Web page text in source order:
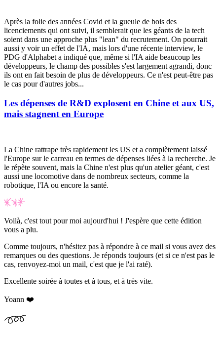
Après la folie des années Covid et la gueule de bois des
licenciements qui ont suivi, il semblerait que les géants de la tech
soient dans une approche plus "lean" du recrutement. On pourrait
aussi y voir un effet de l'IA, mais lors d'une récente interview, le
PDG d'Alphabet a indiqué que, même si l'IA aide beaucoup les
développeurs, le champ des possibles s'est largement agrandi, donc
ils ont en fait besoin de plus de développeurs. Ce n'est peut-être pas
le cas pour d'autres jobs...
Les dépenses de R&D explosent en Chine et aux US,
mais stagnent en Europe
La Chine rattrape très rapidement les US et a complètement laissé
l'Europe sur le carreau en termes de dépenses liées à la recherche. Je
le répète souvent, mais la Chine n'est plus qu'un atelier géant, c'est
aussi une locomotive dans de nombreux secteurs, comme la
robotique, l'IA ou encore la santé.
Voilà, c'est tout pour moi aujourd'hui ! J'espère que cette édition
vous a plu.
Comme toujours, n'hésitez pas à répondre à ce mail si vous avez des
remarques ou des questions. Je réponds toujours (et si ce n'est pas le
cas, renvoyez-moi un mail, c'est que je l'ai raté).
Excellente soirée à toutes et à tous, et à très vite.
Yoann ❤️